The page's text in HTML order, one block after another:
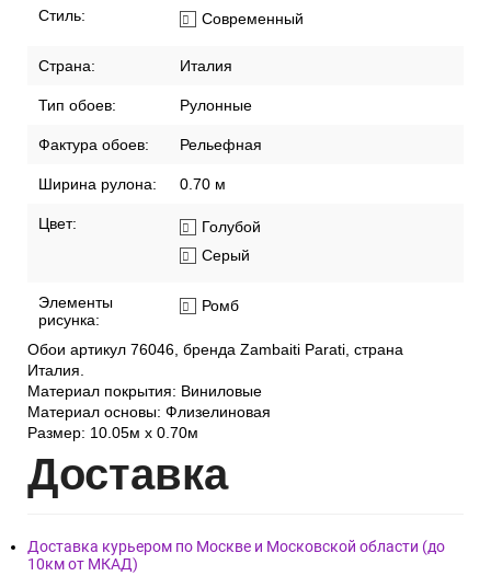
Стиль: Современный
Страна: Италия
Тип обоев: Рулонные
Фактура обоев: Рельефная
Ширина рулона: 0.70 м
Цвет:
Голубой
Серый
Элементы
рисунка:
Ромб
Обои артикул 76046, бренда Zambaiti Parati, страна
Италия.
Материал покрытия: Виниловые
Материал основы: Флизелиновая
Размер: 10.05м х 0.70м
Доставка
Доставка курьером по Москве и Московской области (до
10км от МКАД)